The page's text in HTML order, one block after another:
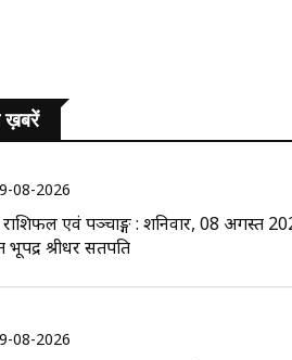
ख़बरें
08-2026
एवं पञ्चाङ्ग : शनिवार, 08 अगस्त
भूपेंद्र श्रीधर सतपति
08-2026